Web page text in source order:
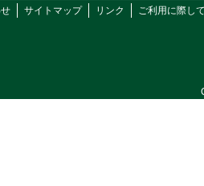
サイトマップ リンク ご利用に際し